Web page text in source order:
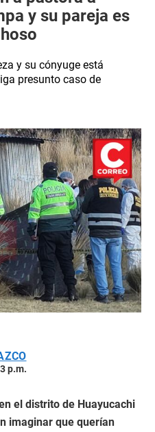
y su pareja es
y su cónyuge está
presunto caso de
p.m.
el distrito de Huayucachi
imaginar que querían